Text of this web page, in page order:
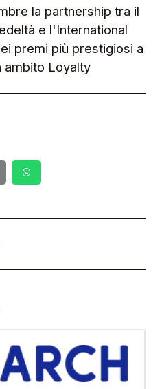
e l'International
premi più prestigiosi a
ambito Loyalty